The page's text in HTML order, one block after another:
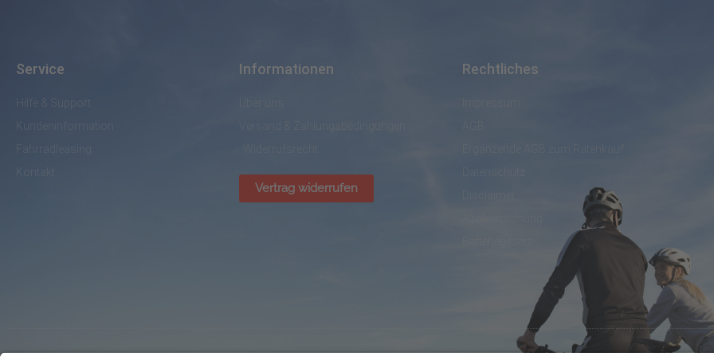
Service
Hilfe & Support
Informationen
Vertrag widerrufen
Rechtliches